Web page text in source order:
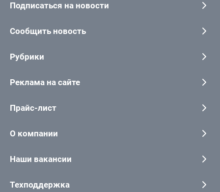
Подписаться на новости
Сообщить новость
Рубрики
Реклама на сайте
Прайс-лист
О компании
Наши вакансии
Техподдержка